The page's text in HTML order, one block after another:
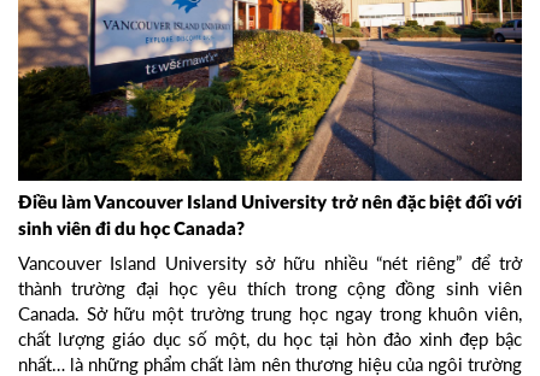
Điều làm Vancouver Island University trở nên đặc biệt đối với
sinh viên đi du học Canada?
Vancouver Island University sở hữu nhiều “nét riêng” để trở
thành trường đại học yêu thích trong cộng đồng sinh viên
Canada. Sở hữu một trường trung học ngay trong khuôn viên,
chất lượng giáo dục số một, du học tại hòn đảo xinh đẹp bậc
nhất… là những phẩm chất làm nên thương hiệu của ngôi trường